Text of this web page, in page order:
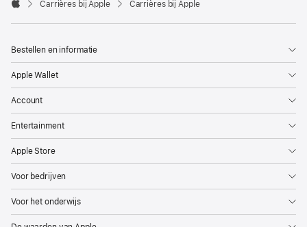

Carrières bij Apple Carrières bij Apple
Bestellen en informatie
Apple Wallet
Account
Entertainment
Apple Store
Voor bedrijven
Voor het onderwijs